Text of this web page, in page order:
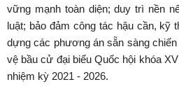
vững mạnh toàn diện; duy trì nền
luật; bảo đảm công tác hậu cần, kỹ
dựng các phương án sẵn sàng
vệ bầu cử đại biểu Quốc hội khóa
nhiệm kỳ 2021 - 2026.